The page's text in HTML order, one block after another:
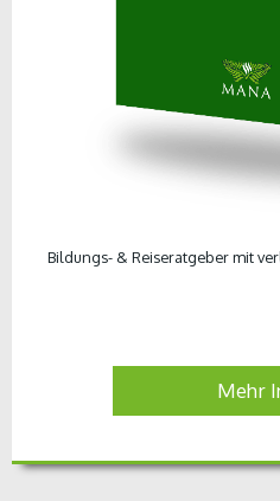
Bildungs- & Reiseratgeber mit
Mehr